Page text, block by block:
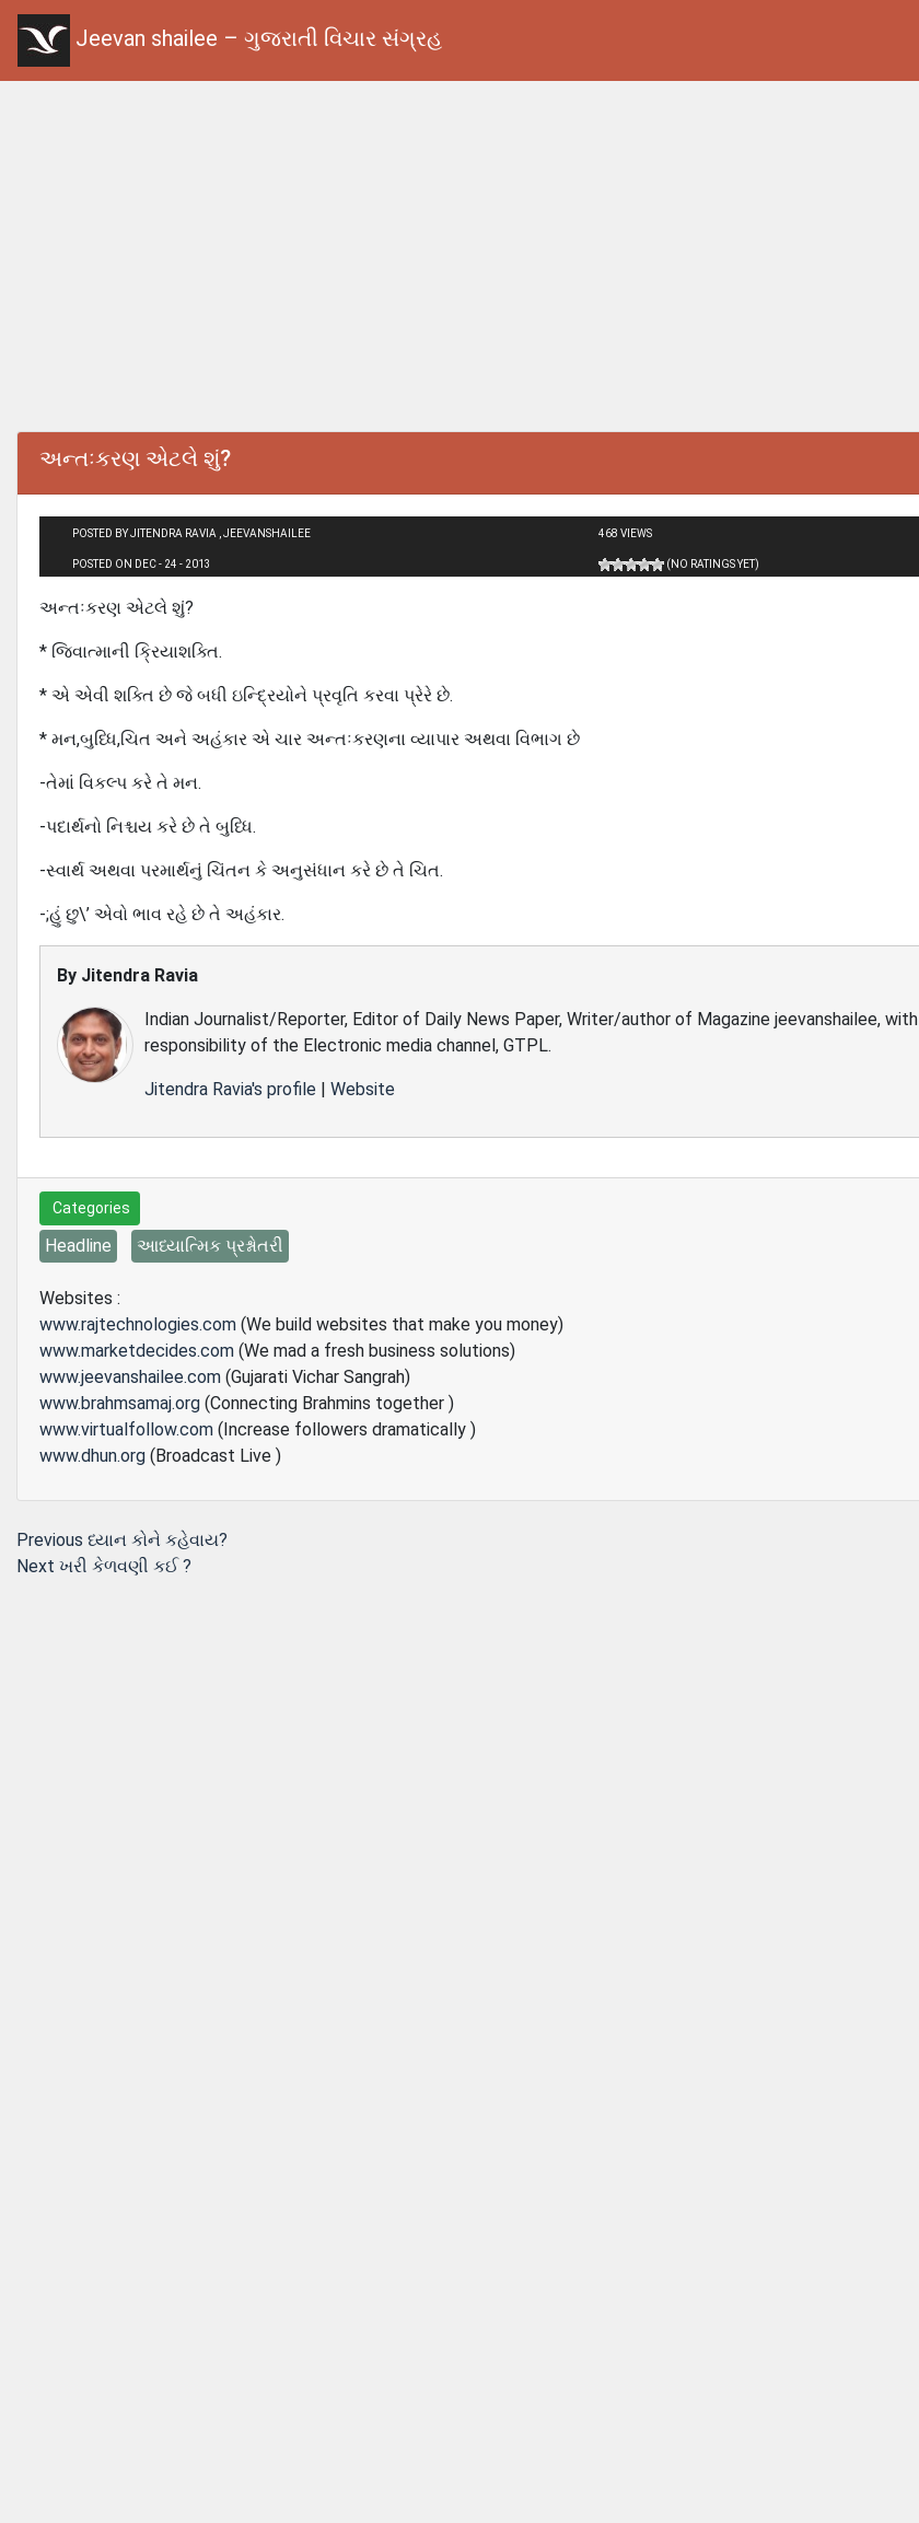
Jeevan shailee – ગુજરાતી વિચાર સંગ્રહ
અન્તઃકરણ એટલે શું?
POSTED BY JITENDRA RAVIA , JEEVANSHAILEE
POSTED ON DEC - 24 - 2013
468 VIEWS
(NO RATINGS YET)
અન્તઃકરણ એટલે શું?
* જિવાત્માની ક્રિયાશક્તિ.
* એ એવી શક્તિ છે જે બધી ઇન્દ્રિયોને પ્રવૃતિ કરવા પ્રેરે છે.
* મન,બુધ્ધિ,ચિત અને અહંકાર એ ચાર અન્તઃકરણના વ્યાપાર અથવા વિભાગ છે
-તેમાં વિકલ્પ કરે તે મન.
-પદાર્થનો નિશ્ચય કરે છે તે બુધ્ધિ.
-સ્વાર્થ અથવા પરમાર્થનું ચિંતન કે અનુસંધાન કરે છે તે ચિત.
-;હું છુ\’ એવો ભાવ રહે છે તે અહંકાર.
By Jitendra Ravia
Indian Journalist/Reporter, Editor of Daily News Paper, Writer/author of Magazine jeevanshailee, with
responsibility of the Electronic media channel, GTPL.
Jitendra Ravia's profile | Website
Categories
Headline આધ્યાત્મિક પ્રશ્નોતરી
Websites :
www.rajtechnologies.com (We build websites that make you money)
www.marketdecides.com (We mad a fresh business solutions)
www.jeevanshailee.com (Gujarati Vichar Sangrah)
www.brahmsamaj.org (Connecting Brahmins together )
www.virtualfollow.com (Increase followers dramatically )
www.dhun.org (Broadcast Live )
Post
navigation
Previous Previous
post:
ધ્યાન કોને કહેવાય?
Next Next
ખરી કેળવણી કઈ ?